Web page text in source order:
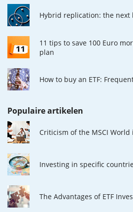
Hybrid replication: the next
11 tips to save 100 Euro
plan
How to buy an ETF:
Populaire artikelen
Criticism of the MSCI
Investing in specific
The Advantages of ETF